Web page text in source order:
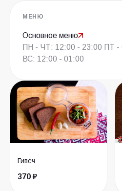
МЕНЮ
Основное меню
ПН - ЧТ: 12:00 - 23:00 ПТ -
ВС: 12:00 - 01:00
Гивеч
370 ₽